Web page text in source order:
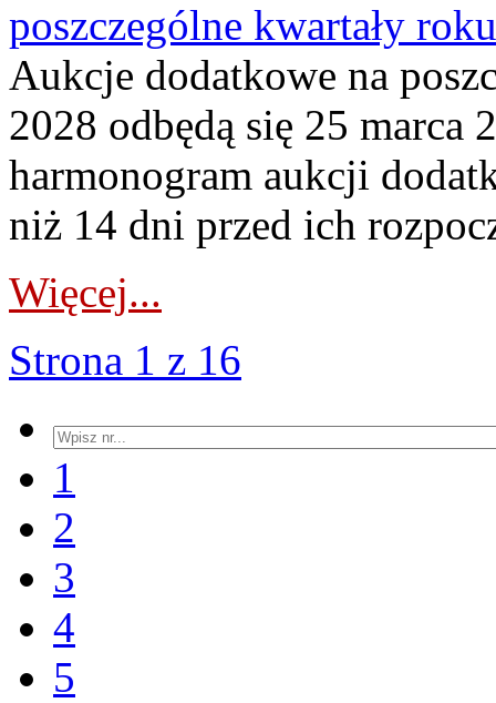
poszczególne kwartały
Aukcje dodatkowe na
2028 odbędą się 25 marca
harmonogram aukcji
niż 14 dni przed ich
Więcej...
Strona 1 z 16
1
2
3
4
5